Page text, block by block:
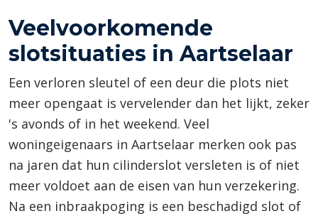
Veelvoorkomende
slotsituaties in Aartselaar
Een verloren sleutel of een deur die plots niet
meer opengaat is vervelender dan het lijkt, zeker
's avonds of in het weekend. Veel
woningeigenaars in Aartselaar merken ook pas
na jaren dat hun cilinderslot versleten is of niet
meer voldoet aan de eisen van hun verzekering.
Na een inbraakpoging is een beschadigd slot of